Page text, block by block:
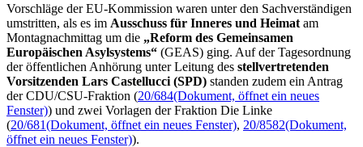
Vorschläge der EU-Kommission waren unter den Sachverständigen
umstritten, als es im Ausschuss für Inneres und Heimat am
Montagnachmittag um die „Reform des Gemeinsamen
Europäischen Asylsystems“ (GEAS) ging. Auf der Tagesordnung
der öffentlichen Anhörung unter Leitung des stellvertretenden
Vorsitzenden Lars Castellucci (SPD) standen zudem ein Antrag
der CDU/CSU-Fraktion (20/684(Dokument, öffnet ein neues
Fenster)) und zwei Vorlagen der Fraktion Die Linke
(20/681(Dokument, öffnet ein neues Fenster), 20/8582(Dokument,
öffnet ein neues Fenster)).